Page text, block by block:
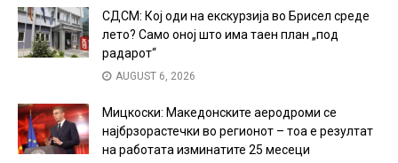
СДСМ: Кој оди на екскурзија во Брисел среде
лето? Само оној што има таен план „под
радарот“
AUGUST 6, 2026
Мицкоски: Македонските аеродроми се
најбрзорастечки во регионот – тоа е резултат
на работата изминатите 25 месеци